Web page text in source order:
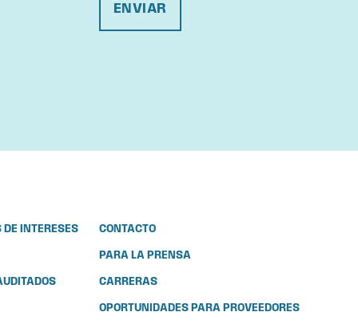
ENVIAR
DE INTERESES CONTACTO
PARA LA PRENSA
CARRERAS
OPORTUNIDADES PARA PROVEEDORES